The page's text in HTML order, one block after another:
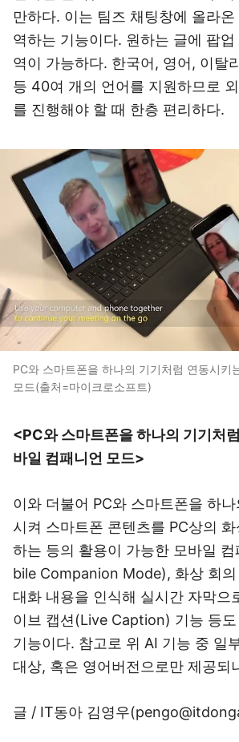
만하다. 이는 팀즈 채팅창에 올라온
역하는 기능이다. 원하는 글에 팝업
역이 가능하다. 한국어, 영어, 이탈
등 40여 개의 언어를 지원하므로
를 진행해야 할 때 한층 편리하다.
PC와 스마트폰을 하나의 기기처럼 연동시키
모드(출처=마이크로소프트)
<PC와 스마트폰을 하나의 기기처
바일 컴패니언 모드>
이와 더불어 PC와 스마트폰을 하
시켜 스마트폰 콘텐츠를 PC상의
하는 등의 활용이 가능한 모바일
bile Companion Mode), 화상 회의
대화 내용을 인식해 실시간 자막으
이브 캡션(Live Caption) 기능 등
기능이다. 참고로 위 AI 기능 중 일
대상, 혹은 영어버전으로만 제공되
글 / IT동아 김영우